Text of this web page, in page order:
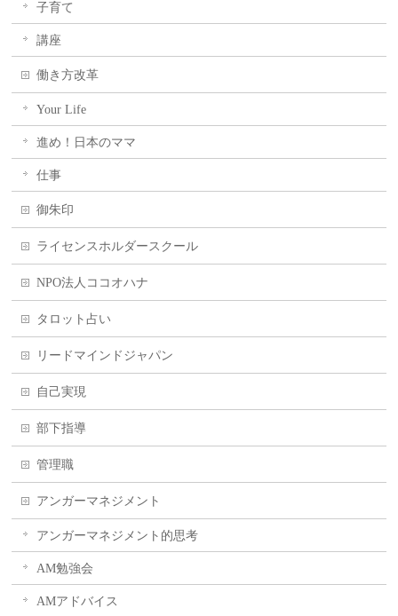
子育て
講座
働き方改革
Your Life
進め！日本のママ
仕事
御朱印
ライセンスホルダースクール
NPO法人ココオハナ
タロット占い
リードマインドジャパン
自己実現
部下指導
管理職
アンガーマネジメント
アンガーマネジメント的思考
AM勉強会
AMアドバイス